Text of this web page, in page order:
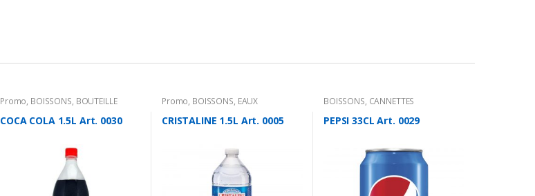
Promo, BOISSONS, BOUTEILLE
COCA COLA 1.5L Art. 0030
Promo, BOISSONS, EAUX
CRISTALINE 1.5L Art. 0005
BOISSONS, CANNETTES
PEPSI 33CL Art. 0029